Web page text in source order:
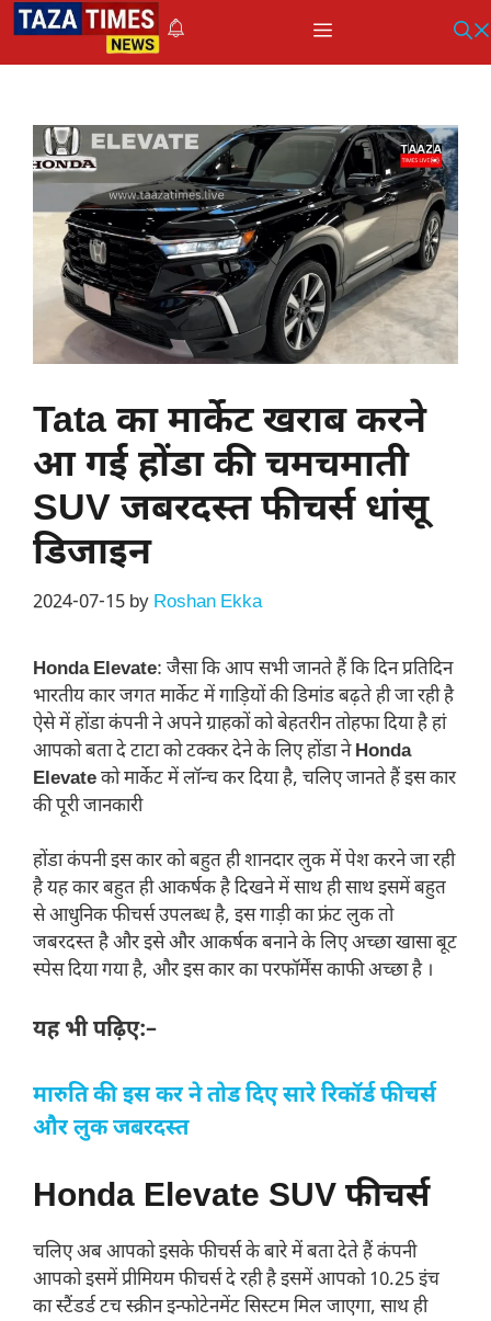
Skip
to
content
Menu
Tata का मार्केट खराब करने
आ गई होंडा की चमचमाती
SUV जबरदस्त फीचर्स धांसू
डिजाइन
2024-07-15 by Roshan Ekka
Honda Elevate: जैसा कि आप सभी जानते हैं कि दिन प्रतिदिन
भारतीय कार जगत मार्केट में गाड़ियों की डिमांड बढ़ते ही जा रही है
ऐसे में होंडा कंपनी ने अपने ग्राहकों को बेहतरीन तोहफा दिया है हां
आपको बता दे टाटा को टक्कर देने के लिए होंडा नेHonda
Elevateको मार्केट में लॉन्च कर दिया है, चलिए जानते हैं इस कार
की पूरी जानकारी
होंडा कंपनी इस कार को बहुत ही शानदार लुक में पेश करने जा रही
है यह कार बहुत ही आकर्षक है दिखने में साथ ही साथ इसमें बहुत
से आधुनिक फीचर्स उपलब्ध है, इस गाड़ी का फ्रंट लुक तो
जबरदस्त है और इसे और आकर्षक बनाने के लिए अच्छा खासा बूट
स्पेस दिया गया है, और इस कार का परफॉर्मेंस काफी अच्छा है ।
यह भी पढ़िए:–
मारुति की इस कर ने तोड दिए सारे रिकॉर्ड फीचर्स
और लुक जबरदस्त
Honda Elevate SUV फीचर्स
चलिए अब आपको इसके फीचर्स के बारे में बता देते हैं कंपनी
आपको इसमें प्रीमियम फीचर्स दे रही है इसमें आपको 10.25 इंच
का स्टैंडर्ड टच स्क्रीन इन्फोटेनमेंट सिस्टम मिल जाएगा, साथ ही